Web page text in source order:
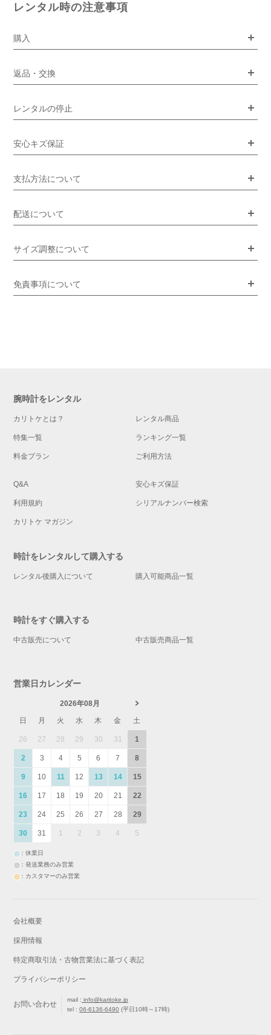
レンタル時の注意事項
購入
返品・交換
レンタルの停止
安心キズ保証
支払方法について
配送について
サイズ調整について
免責事項について
腕時計をレンタル
カリトケとは？ レンタル商品
特集一覧 ランキング一覧
料金プラン ご利用方法
Q&A 安心キズ保証
利用規約 シリアルナンバー検索
カリトケ マガジン
時計をレンタルして購入する
レンタル後購入について 購入可能商品一覧
時計をすぐ購入する
中古販売について 中古販売商品一覧
営業日カレンダー
2026年08月
日
月 火 水 木 金 土
26 27 28 29 30 31 1
2 3 4 5 6 7 8
9 10 11 12 13 14 15
16 17 18 19 20 21 22
23 24 25 26 27 28 29
30 31 1 2 3 4 5
：休業日
：発送業務のみ営業
：カスタマーのみ営業
会社概要
採用情報
特定商取引法・古物営業法に基づく表記
プライバシーポリシー
お問い合わせ
mail : info@karitoke.jp
tel :06-6136-6490 (平日10時～17時)